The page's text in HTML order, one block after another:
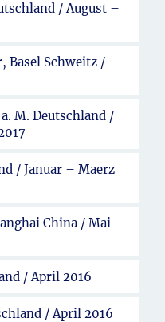
/ August –
Basel Schweitz /
M. Deutschland /
/ Januar – Maerz
China / Mai
/ April 2016
/ April 2016